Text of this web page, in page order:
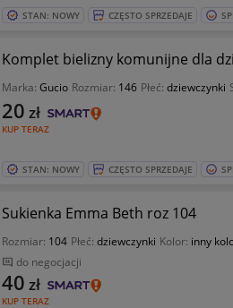
STAN: NOWY CZĘSTO SPRZEDAJE
Komplet bielizny komunijne dla
Marka: Gucio Rozmiar: 146 Płeć: dziewczynki
KUP TERAZ
20 zł
STAN: NOWY CZĘSTO SPRZEDAJE
Sukienka Emma Beth roz 104
Rozmiar: 104 Płeć: dziewczynki Kolor: inny
do negocjacji
KUP TERAZ
40 zł